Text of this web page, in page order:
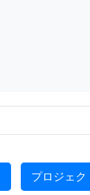
プロジェク